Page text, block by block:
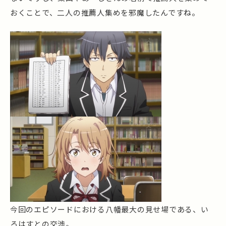
おくことで、二人の推薦人集めを邪魔したんですね。
今回のエピソードにおける八幡最大の見せ場である、い
ろはすとの交渉。